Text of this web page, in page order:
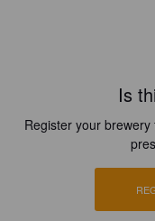
Is
Register your brewery